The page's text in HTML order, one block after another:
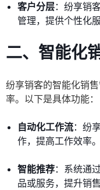
客户分层：纷享销
管理，提供个性化
二、智能化
纷享销客的智能化销
率。以下是具体功能：
自动化工作流：纷
作，提高工作效率。
智能推荐：系统通
品或服务，提升销售